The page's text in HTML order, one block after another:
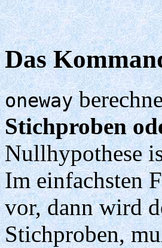
Das
oneway
Stichproben
Nullhypothese
Im einfachsten
vor, dann wird
Stichproben,